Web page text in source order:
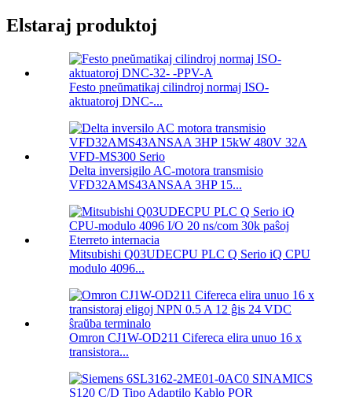
Elstaraj produktoj
Festo pneŭmatikaj cilindroj normaj ISO-
aktuatoroj DNC-...
Delta inversigilo AC-motora transmisio
VFD32AMS43ANSAA 3HP 15...
Mitsubishi Q03UDECPU PLC Q Serio iQ CPU
modulo 4096...
Omron CJ1W-OD211 Cifereca elira unuo 16 x
transistora...